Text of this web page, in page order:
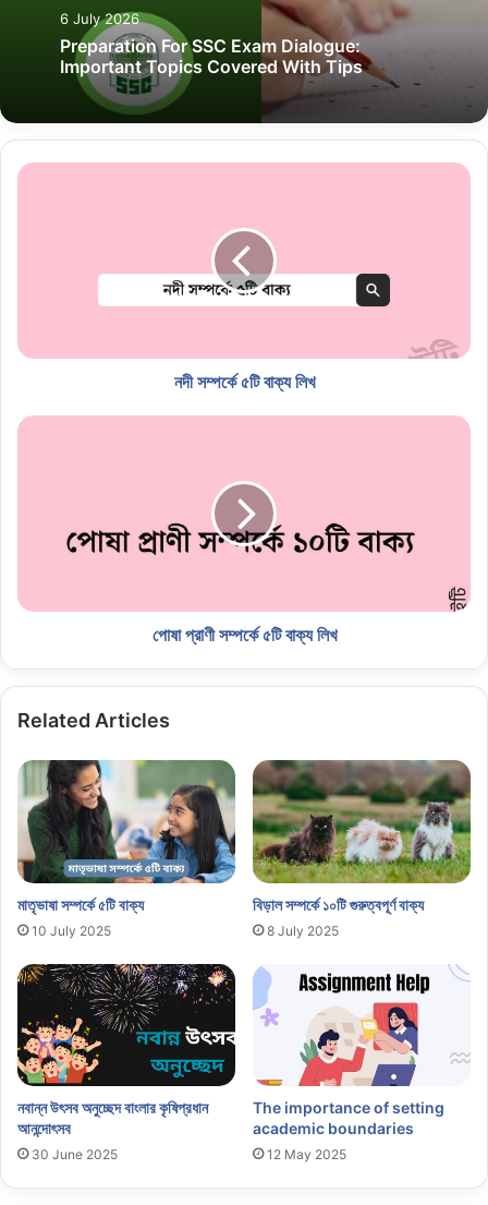
6 July 2026
Preparation For SSC Exam Dialogue:
Important Topics Covered With Tips
নদী সম্পর্কে ৫টি বাক্য লিখ
পোষা প্রাণী সম্পর্কে ৫টি বাক্য লিখ
Related Articles
মাতৃভাষা সম্পর্কে ৫টি বাক্য
10 July 2025
বিড়াল সম্পর্কে ১০টি গুরুত্বপূর্ণ বাক্য
8 July 2025
নবান্ন উৎসব অনুচ্ছেদ বাংলার কৃষিপ্রধান
আনন্দোৎসব
30 June 2025
The importance of setting
academic boundaries
12 May 2025